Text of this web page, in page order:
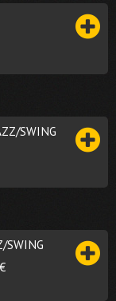
SWING
SWING